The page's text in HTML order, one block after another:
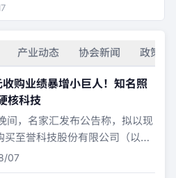
产业动态 协会新闻 政策法
购业绩暴增小巨人！知名照
核科技
间，名家汇发布公告称，拟以现
买至誉科技股份有限公司（以下
科技”）不超过26.19%的股份，
合计约2.63亿元，正式跨界切入
07